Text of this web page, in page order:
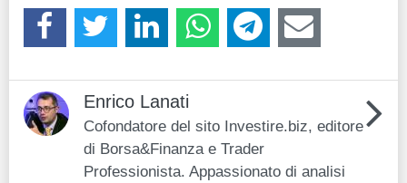
Enrico Lanati
Cofondatore del sito Investire.biz, editore
di Borsa&Finanza e Trader
Professionista. Appassionato di analisi